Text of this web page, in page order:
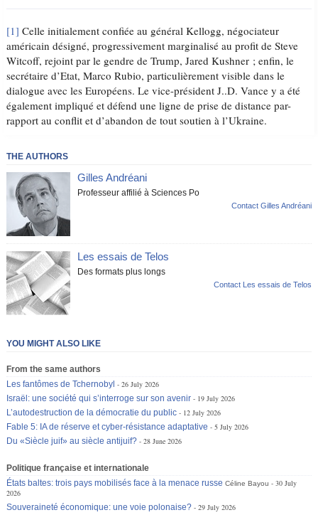
[1] Celle initialement confiée au général Kellogg, négociateur
américain désigné, progressivement marginalisé au profit de Steve
Witcoff, rejoint par le gendre de Trump, Jared Kushner ; enfin, le
secrétaire d’Etat, Marco Rubio, particulièrement visible dans le
dialogue avec les Européens. Le vice-président J..D. Vance y a été
également impliqué et défend une ligne de prise de distance par-
rapport au conflit et d’abandon de tout soutien à l’Ukraine.
THE AUTHORS
Gilles Andréani
Professeur affilié à Sciences Po
Contact Gilles Andréani
Les essais de Telos
Des formats plus longs
Contact Les essais de Telos
YOU MIGHT ALSO LIKE
From the same authors
Les fantômes de Tchernobyl
26 July 2026
Israël: une société qui s’interroge sur son avenir
19 July 2026
L’autodestruction de la démocratie du public
12 July 2026
Fable 5: IA de réserve et cyber-résistance adaptative
5 July 2026
Du «Siècle juif» au siècle antijuif?
28 June 2026
Politique française et internationale
États baltes: trois pays mobilisés face à la menace russe Céline Bayou
30 July
2026
Souveraineté économique: une voie polonaise?
29 July 2026